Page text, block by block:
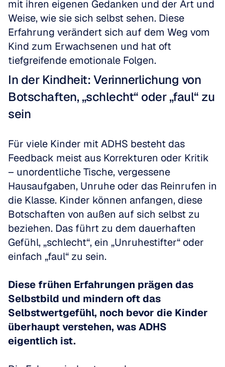
mit ihren eigenen Gedanken und der Art und
Weise, wie sie sich selbst sehen. Diese
Erfahrung verändert sich auf dem Weg vom
Kind zum Erwachsenen und hat oft
tiefgreifende emotionale Folgen.
In der Kindheit: Verinnerlichung von
Botschaften, „schlecht“ oder „faul“ zu
sein
Für viele Kinder mit ADHS besteht das
Feedback meist aus Korrekturen oder Kritik
– unordentliche Tische, vergessene
Hausaufgaben, Unruhe oder das Reinrufen in
die Klasse. Kinder können anfangen, diese
Botschaften von außen auf sich selbst zu
beziehen. Das führt zu dem dauerhaften
Gefühl, „schlecht“, ein „Unruhestifter“ oder
einfach „faul“ zu sein.
Diese frühen Erfahrungen prägen das
Selbstbild und mindern oft das
Selbstwertgefühl, noch bevor die Kinder
überhaupt verstehen, was ADHS
eigentlich ist.